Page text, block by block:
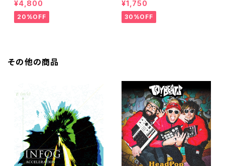
¥4,800
20%OFF
¥1,750
30%OFF
その他の商品